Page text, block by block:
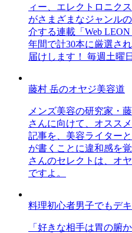
ィー、エレクトロニク
がさまざまなジャンル
介する連載「Web
年間で計30本に厳選さ
届けします！ 毎週土曜
藤村 岳のオヤジ美容道
メンズ美容の研究家・
さんに向けて、オスス
記事を、美容ライター
が書くことに違和感を
さんのセレクトは、オ
ですよ。
料理初心者男子でもデ
「好きな相手は胃の腑